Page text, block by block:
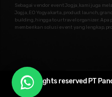
Sebagai vendor event Jogja, kami juga
Jogja, EO Yogyakarta, product launch,
building, hingga tour travel organizer. Apa
memberikan solusi event yang lengkap,
© All rights reserved PT